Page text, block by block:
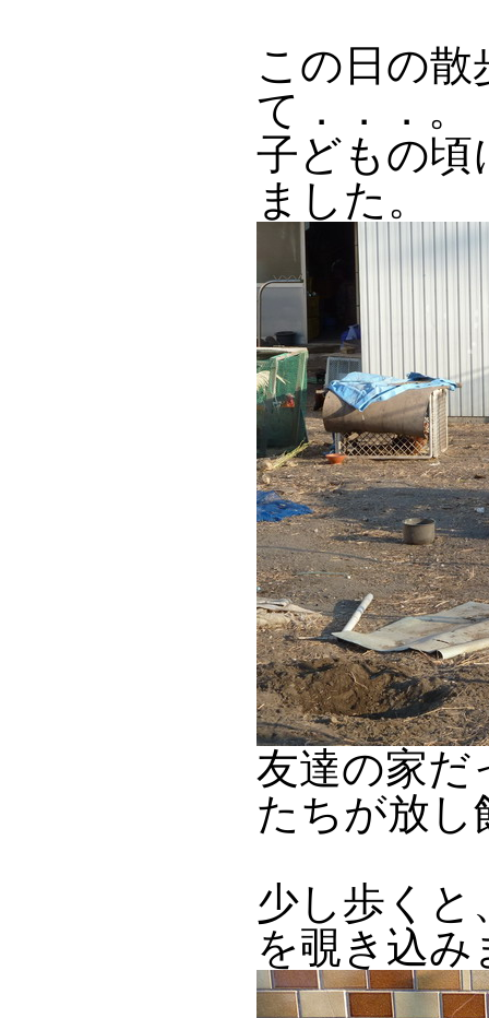
この日の
て．．．。
子どもの頃
ました。
友達の家だ
たちが放し
少し歩く
を覗き込み